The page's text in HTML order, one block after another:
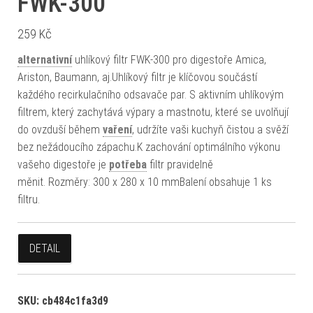
259 Kč
alternativníuhlíkový filtr FWK-300 pro digestoře Amica,
Ariston, Baumann, aj.Uhlíkový filtr je klíčovou součástí
každého recirkulačního odsavače par. S aktivním uhlíkovým
filtrem, který zachytává výpary a mastnotu, které se uvolňují
do ovzduší během vaření, udržíte vaši kuchyň čistou a svěží
bez nežádoucího zápachu.K zachování optimálního výkonu
vašeho digestoře je potřeba filtr pravidelně
měnit. Rozměry: 300 x 280 x 10 mmBalení obsahuje 1 ks
filtru.
DETAIL
SKU: cb484c1fa3d9